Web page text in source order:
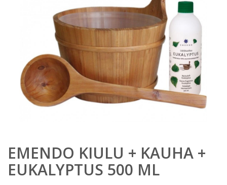
EMENDO KIULU + KAUHA +
EUKALYPTUS 500 ML